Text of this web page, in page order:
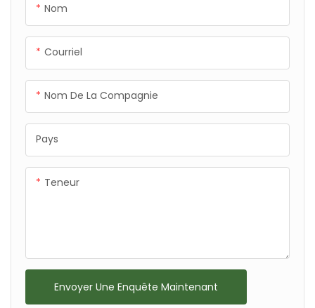
Nom
Courriel
Nom De La Compagnie
Pays
Teneur
Envoyer Une Enquête Maintenant